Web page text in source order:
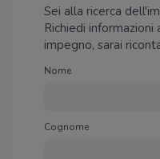
Sei alla ricerca
Richiedi
impegno, sarai
Nome
Cognome